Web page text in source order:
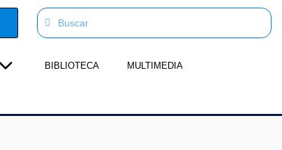
BIBLIOTECA MULTIMEDIA